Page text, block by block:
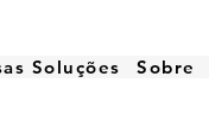
Soluções Sobre